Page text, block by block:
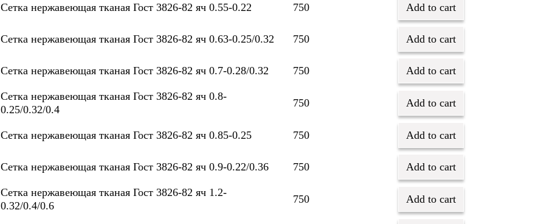
Сетка нержавеющая тканая Гост 3826-82 яч 0.55-0.22 750 Add to cart
Сетка нержавеющая тканая Гост 3826-82 яч 0.63-0.25/0.32 750 Add to cart
Сетка нержавеющая тканая Гост 3826-82 яч 0.7-0.28/0.32 750 Add to cart
Сетка нержавеющая тканая Гост 3826-82 яч 0.8-
0.25/0.32/0.4
750 Add to cart
Сетка нержавеющая тканая Гост 3826-82 яч 0.85-0.25 750 Add to cart
Сетка нержавеющая тканая Гост 3826-82 яч 0.9-0.22/0.36 750 Add to cart
Сетка нержавеющая тканая Гост 3826-82 яч 1.2-
0.32/0.4/0.6
750 Add to cart